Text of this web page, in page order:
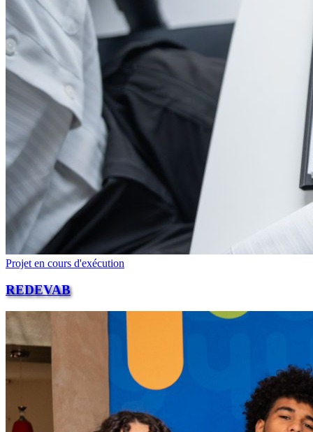
Projet en cours d'exécution
REDEVAB